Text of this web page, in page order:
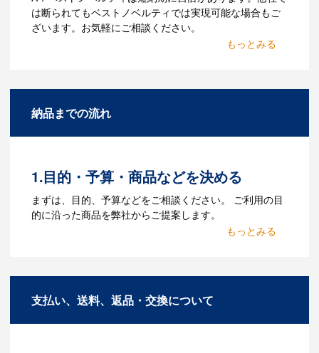
は断られてもベストノベルティでは実現可能な場合もご
ざいます。お気軽にご相談ください。
があります。Adobe illustratorのaiファイ
Q：ウェブサイトに掲載され
ていないオリジナルのノベル
タマイズが可能です。お気軽にご相談く
納品までの流れ
1.目的・予算・商品などを決める
まずは、目的、予算などをご相談ください。 ご利用の目
的に沿った商品を弊社からご提案します。
お見積を弊社からお出しします。
3.発注・データ入稿
支払い、送料、返品・交換について